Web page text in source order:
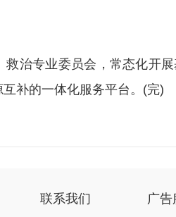
专业委员会，常态化开展
补的一体化服务平台。(完)
联系我们 广告